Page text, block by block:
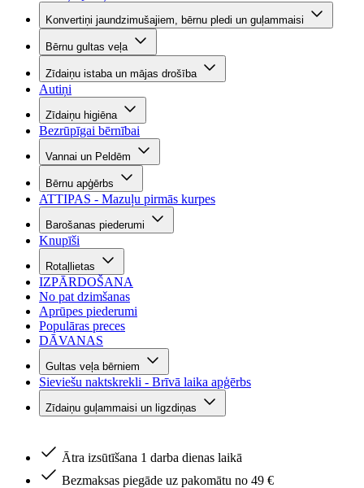
Konvertiņi jaundzimušajiem, bērnu pledi un guļammaisi
Bērnu gultas veļa
Zīdaiņu istaba un mājas drošība
Autiņi
Zīdaiņu higiēna
Bezrūpīgai bērnībai
Vannai un Peldēm
Bērnu apģērbs
ATTIPAS - Mazuļu pirmās kurpes
Barošanas piederumi
Knupīši
Rotaļlietas
IZPĀRDOŠANA
No pat dzimšanas
Aprūpes piederumi
Populāras preces
DĀVANAS
Gultas veļa bērniem
Sieviešu naktskrekli - Brīvā laika apģērbs
Zīdaiņu guļammaisi un ligzdiņas
Ātra izsūtīšana 1 darba dienas laikā
Bezmaksas piegāde uz pakomātu no 49 €